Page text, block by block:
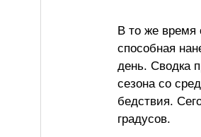
В то же время
способная
день. Сводка
сезона со
бедствия.
градусов.